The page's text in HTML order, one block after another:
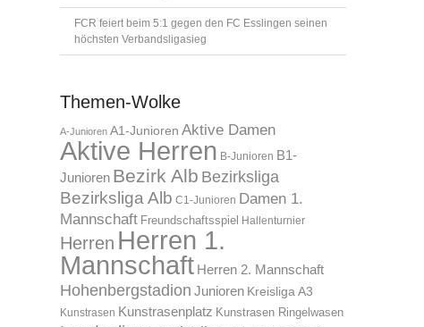
FCR feiert beim 5:1 gegen den FC Esslingen seinen
höchsten Verbandsligasieg
Themen-Wolke
A-Junioren A1-Junioren Aktive Damen
Aktive Herren B-Junioren B1-
Junioren Bezirk Alb Bezirksliga
Bezirksliga Alb C1-Junioren Damen 1.
Mannschaft Freundschaftsspiel Hallenturnier
Herren Herren 1.
Mannschaft Herren 2. Mannschaft
Hohenbergstadion Junioren Kreisliga A3
Kunstrasen Kunstrasenplatz Kunstrasen Ringelwasen